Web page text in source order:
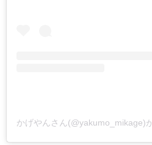
かげやんさん(@yakumo_mikage)